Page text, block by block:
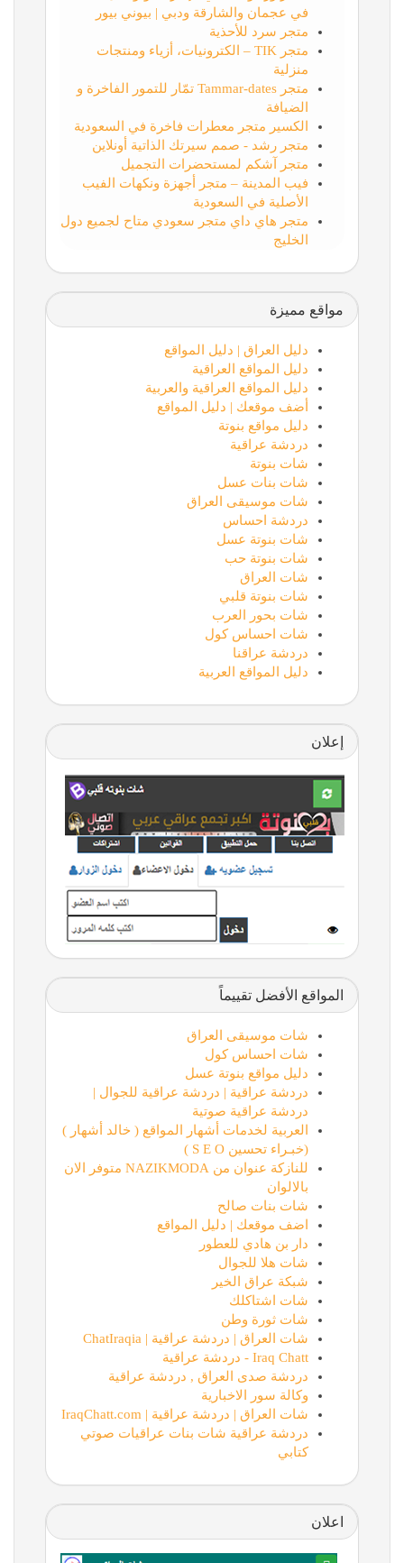
في عجمان والشارقة ودبي | بيوني بيور
متجر سرد للأحذية
متجر TIK – الكترونيات، أزياء ومنتجات
منزلية
متجر Tammar-dates تمّار للتمور الفاخرة و
الضيافة
الكسير متجر معطرات فاخرة في السعودية
متجر رشد - صمم سيرتك الذاتية أونلاين
متجر آشكم لمستحضرات التجميل
فيب المدينة – متجر أجهزة ونكهات الفيب
الأصلية في السعودية
متجر هاي داي متجر سعودي متاح لجميع دول
الخليج
مواقع مميزة
دليل العراق | دليل المواقع
دليل المواقع العراقية
دليل المواقع العراقية والعربية
أضف موقعك | دليل المواقع
دليل مواقع بنوتة
دردشة عراقية
شات بنوتة
شات بنات عسل
شات موسيقى العراق
دردشة احساس
شات بنوتة عسل
شات بنوتة حب
شات العراق
شات بنوتة قلبي
شات بحور العرب
شات احساس كول
دردشة عراقنا
دليل المواقع العربية
إعلان
المواقع الأفضل تقييماً
شات موسيقى العراق
شات احساس كول
دليل مواقع بنوتة عسل
دردشة عراقية | دردشة عراقية للجوال |
دردشة عراقية صوتية
العربية لخدمات أشهار المواقع ( خالد أشهار )
(خبـراء تحسين S E O )
للنازكة عنوان من NAZIKMODA متوفر الان
بالالوان
شات بنات صالح
اضف موقعك | دليل المواقع
دار بن هادي للعطور
شات هلا للجوال
شبكة عراق الخير
شات اشتاكلك
شات ثورة وطن
شات العراق | دردشة عراقية | ChatIraqia
Iraq Chatt - دردشة عراقية
دردشة صدى العراق , دردشة عراقية
وكالة سور الاخبارية
شات العراق | دردشة عراقية | IraqChatt.com
دردشة عراقية شات بنات عراقيات صوتي
كتابي
اعلان